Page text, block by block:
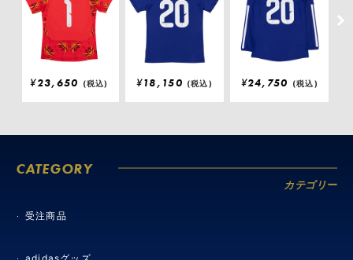
¥23,650 (税込) ¥18,150 (税込) ¥24,750 (税込)
CATEGORY
カテゴリー
受注商品